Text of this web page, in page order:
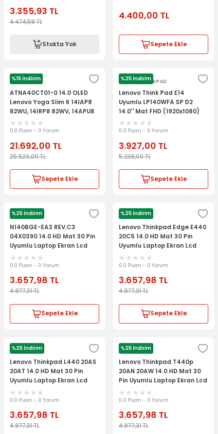
3.355,93 TL
4.474,58TL
Stokta Yok
4.400,00 TL
Sepete Ekle
%15 İndirim
BABURTECH
ATNA40CT01-0 14.0 OLED
Lenovo Yoga Slim 6 14IAP8
82WU, 14IRP8 82WV, 14APU8
82X3, 14IRH8 83E0 Notebook
LCD Panel Ekran 5D11K06153
0.0 Puan - 0 Yorum
21.692,00 TL
25.520,00TL
Sepete Ekle
%25 İndirim
LENOVO THİNKPAD
Lenovo Think Pad E14
Uyumlu LP140WFA SP D2
14.0'' Mat FHD (1920x1080)
30 pin Lcd Ekran
0.0 Puan - 0 Yorum
3.927,00 TL
5.236,00TL
Sepete Ekle
%25 İndirim
LENOVO
N140BGE-EA3 REV.C3
04X0390 14.0 HD Mat 30 Pin
Uyumlu Laptop Ekran Lcd
Panel
0.0 Puan - 0 Yorum
3.657,98 TL
4.877,31TL
Sepete Ekle
%25 İndirim
LENOVO
Lenovo Thinkpad Edge E440
20C5 14.0 HD Mat 30 Pin
Uyumlu Laptop Ekran Lcd
Panel
0.0 Puan - 0 Yorum
3.657,98 TL
4.877,31TL
Sepete Ekle
%25 İndirim
LENOVO
Lenovo Thinkpad L440 20AS
20AT 14.0 HD Mat 30 Pin
Uyumlu Laptop Ekran Lcd
Panel
0.0 Puan - 0 Yorum
3.657,98 TL
4.877,31TL
%25 İndirim
LENOVO
Lenovo Thinkpad T440p
20AN 20AW 14.0 HD Mat 30
Pin Uyumlu Laptop Ekran Lcd
Panel
0.0 Puan - 0 Yorum
3.657,98 TL
4.877,31TL